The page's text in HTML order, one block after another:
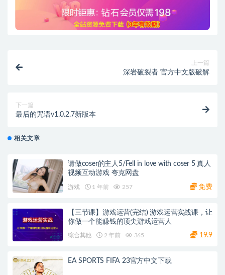
上一篇
深岩破裂者 官方中文版破解
下一篇
最后的咒语v1.0.2.7新版本
相关文章
请做coser的主人5/Fell in love with coser 5 真人
视频互动游戏 夸克网盘
游戏 1 年前 257 免费
【三节课】游戏运营(完结) 游戏运营实战课，让
你做一个能赚钱的顶尖游戏运营人
综合其他 2 年前 365 19.9
EA SPORTS FIFA 23官方中文下载